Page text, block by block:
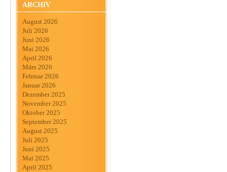
ARCHIV
August 2026
Juli 2026
Juni 2026
Mai 2026
April 2026
März 2026
Februar 2026
Januar 2026
Dezember 2025
November 2025
Oktober 2025
September 2025
August 2025
Juli 2025
Juni 2025
Mai 2025
April 2025